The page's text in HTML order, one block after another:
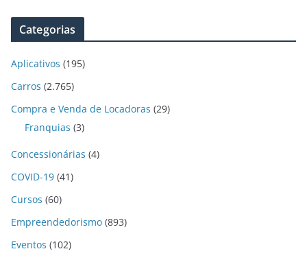
Categorias
Aplicativos (195)
Carros (2.765)
Compra e Venda de Locadoras (29)
Franquias (3)
Concessionárias (4)
COVID-19 (41)
Cursos (60)
Empreendedorismo (893)
Eventos (102)